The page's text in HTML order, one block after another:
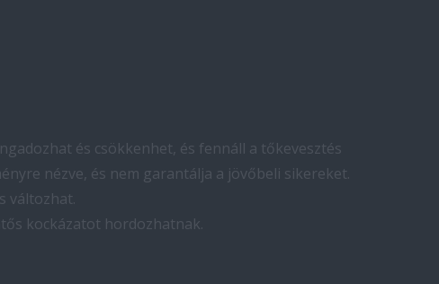
és csökkenhet, és fennáll a tőkevesztés
nézve, és nem garantálja a jövőbeli sikereket.
változhat.
kockázatot hordozhatnak.